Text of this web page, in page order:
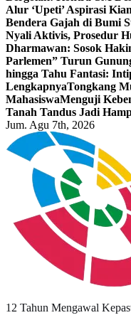
Alur ‘Upeti’ Aspirasi
Bendera Gajah di Bumi
Nyali Aktivis, Prosedur
Dharmawan: Sosok
Parlemen” Turun
hingga Tahu Fantasi:
LengkapnyaTongkang
MahasiswaMenguji
Tanah Tandus Jadi
Jum. Agu 7th, 2026
12 Tahun Mengawal